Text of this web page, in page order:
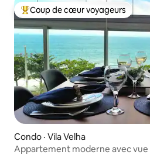
Coup de cœur voyageurs parmi
Coup de cœur voyageurs
Condo · Vila Velha
Appartement moderne avec vue